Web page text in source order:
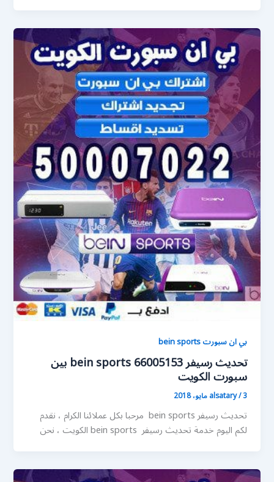
بي ان سبورت bein sports
تحديث رسيفر 66005153 bein sports بين
سبورت الكويت
alsatary/3 مايو، 2018
تحديث رسيفر bein sports مرحبا بكل عملائنا الكرام ، نقدم
لكم اليوم خدمة تحديث رسيفر bein sports الكويت ، نحن